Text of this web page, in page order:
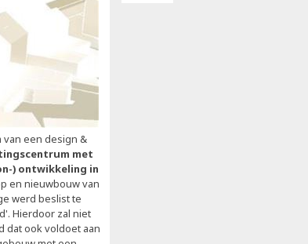
van een design &
met
) ontwikkeling in
en nieuwbouw van
werd beslist te
Hierdoor zal niet
dat ook voldoet aan